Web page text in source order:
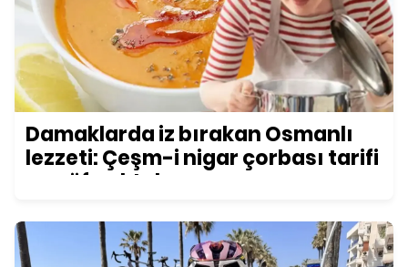
Damaklarda iz bırakan Osmanlı
lezzeti: Çeşm-i nigar çorbası tarifi
ve püf noktaları